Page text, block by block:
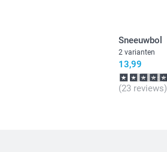
Sneeuwbol
2 varianten
13,99
(23 reviews)